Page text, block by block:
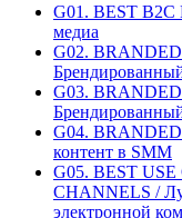
G01. BEST
медиа
G02.
G03.
G04.
контент в SMM
G05. BEST
CHANNELS /
электронной